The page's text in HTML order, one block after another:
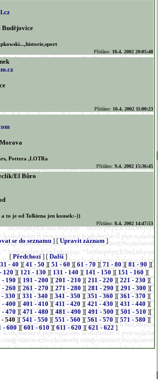
Budějovice
Přidáno: 10.4. 2002 20:05:48
Přidáno: 10.4. 2002 11:00:23
Pottera ,LOTRa
Přidáno: 9.4. 2002 15:36:45
El Bůro
a to je od Tolkiena jen kousek:-))
Přidáno: 8.4. 2002 14:47:53
se do seznamu] [Upravit záznam]
[ Předchozí] [ Další]
31 - 40][41 - 50 ][51 - 60 ][ 61 - 70][71 - 80][81 - 90 ][
120][ 121 - 130][ 131 - 140 ][ 141 - 150 ][ 151 - 160 ][
- 190][191 - 200][201 - 210 ][211 - 220][221 - 230][
- 260][261 - 270][ 271 - 280 ][281 - 290][ 291 - 300][
- 330][331 - 340][341 - 350 ][351 - 360][361 - 370 ][
- 400][401 - 410][411 - 420 ][ 421 - 430][431 - 440][
- 470][471 - 480][ 481 - 490 ][491 - 500][ 501 - 510][
- 540][541 - 550][551 - 560][561 - 570][571 - 580][
- 600][601 - 610][611 - 620 ][621 - 622 ]